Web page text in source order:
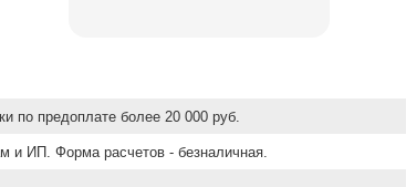
по предоплате более 20 000 руб.
и ИП. Форма расчетов - безналичная.